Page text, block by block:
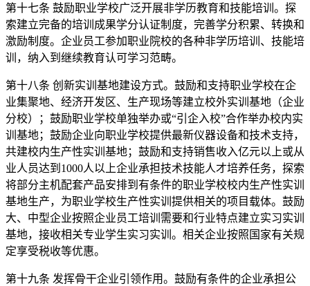
第十七条 鼓励职业学校广泛开展非学历教育和技能培训。探
索建立完备的培训成果学分认证制度，完善学分积累、转换和
激励制度。企业员工参加职业院校的各种非学历培训、技能培
训，纳入到继续教育认可学习范畴。
第十八条 创新实训基地建设方式。鼓励和支持职业学校在企
业集聚地、经济开发区、生产现场等建立校外实训基地（企业
分校）；鼓励职业学校单独举办或“引企入校”合作举办校内实
训基地；鼓励企业向职业学校提供最新仪器设备和技术支持，
共建校内生产性实训基地；鼓励和支持销售收入亿元以上或从
业人员达到1000人以上企业承担技术技能人才培养任务，探索
将部分主机配套产品安排到有条件的职业学校校内生产性实训
基地生产，为职业学校生产性实训提供相关的项目载体。鼓励
大、中型企业按照企业员工培训需要和行业特点建立实习实训
基地，接收相关专业学生实习实训。相关企业按照国家有关规
定享受税收等优惠。
第十九条 发挥骨干企业引领作用。鼓励有条件的企业承担公